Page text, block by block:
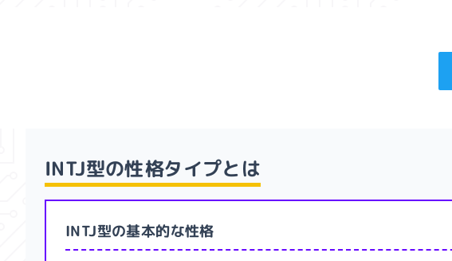
INTJ型の性格タイプとは
INTJ型の基本的な性格